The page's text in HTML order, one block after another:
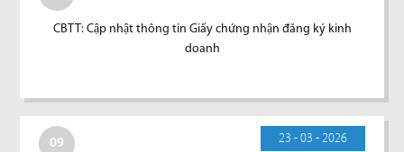
CBTT: Cập nhật thông tin Giấy chứng nhận đăng ký kinh
doanh
09 23 - 03 - 2026